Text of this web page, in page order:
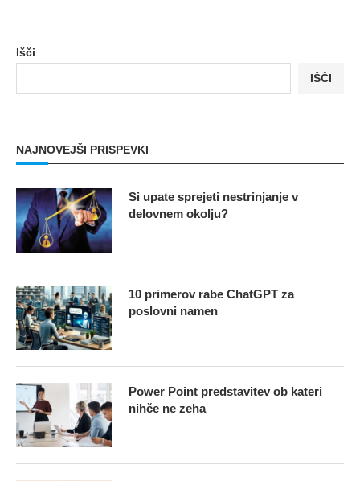
Išči
IŠČI
NAJNOVEJŠI PRISPEVKI
Si upate sprejeti nestrinjanje v
delovnem okolju?
10 primerov rabe ChatGPT za
poslovni namen
Power Point predstavitev ob kateri
nihče ne zeha